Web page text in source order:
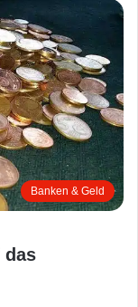
Banken & Geld
das